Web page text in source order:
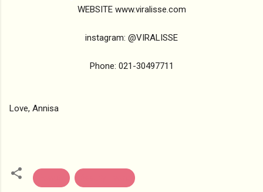
WEBSITE www.viralisse.com
instagram: @VIRALISSE
Phone: 021-30497711
Love, Annisa